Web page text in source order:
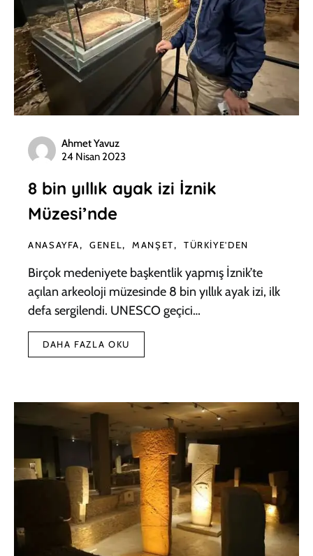
Ahmet Yavuz
24 Nisan 2023
8 bin yıllık ayak izi İznik
Müzesi’nde
ANASAYFA GENEL MANŞET TÜRKIYE'DEN
Birçok medeniyete başkentlik yapmış İznik’te
açılan arkeoloji müzesinde 8 bin yıllık ayak izi, ilk
defa sergilendi. UNESCO geçici…
DAHA FAZLA OKU